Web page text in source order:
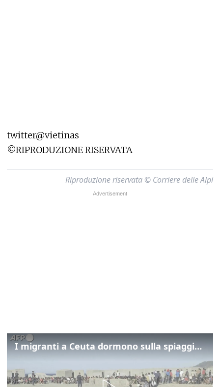
twitter@vietinas
©RIPRODUZIONE RISERVATA
Riproduzione riservata © Corriere delle Alpi
I migranti a Ceuta dormono sulla spiaggia: "Vogliamo entrare in Europa"